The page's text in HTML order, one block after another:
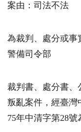
案由：司法不法
為裁判、處分或事
警備司令部
裁判書、處分書、
叛亂案件，經臺灣
75年中清字第28